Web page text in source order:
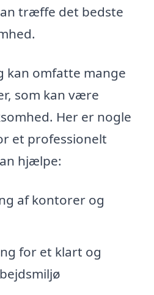
træffe det bedste
kan omfatte mange
som kan være
Her er nogle
et professionelt
hjælpe:
af kontorer og
for et klart og